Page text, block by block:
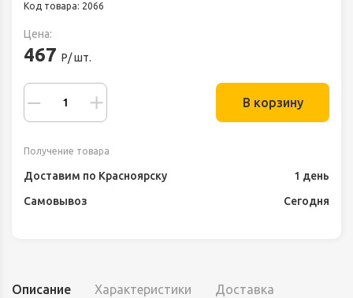
Код товара: 2066
Цена:
467 Р/ шт.
В корзину
Получение товара
Доставим по Красноярску
1 день
Самовывоз
Сегодня
Описание Характеристики Доставка